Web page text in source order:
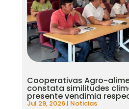
Cooperativas Agro-
constata similitudes
presente vendimia
Jul 29, 2026| Noticias